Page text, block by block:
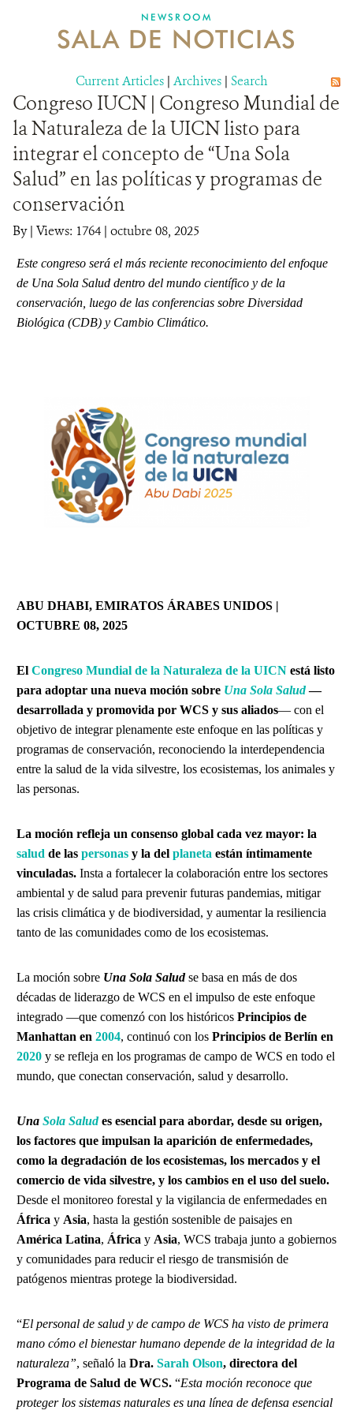
MECANISMO DE ATENCIÓN DE QUEJAS Y RECLAMOS
DONA
NEWSROOM
SALA DE NOTICIAS
Current Articles | Archives | Search
Congreso IUCN | Congreso Mundial de
la Naturaleza de la UICN listo para
integrar el concepto de “Una Sola
Salud” en las políticas y programas de
conservación
By| Views: 1764 | octubre 08, 2025
Este congreso será el más reciente reconocimiento del enfoque
de Una Sola Salud dentro del mundo científico y de la
conservación, luego de las conferencias sobre Diversidad
Biológica (CDB) y Cambio Climático.
ABU DHABI, EMIRATOS ÁRABES UNIDOS |
OCTUBRE 08, 2025
El Congreso Mundial de la Naturaleza de la UICN está listo
para adoptar una nueva moción sobre Una Sola Salud—
desarrollada y promovida por WCS y sus aliados— con el
objetivo de integrar plenamente este enfoque en las políticas y
programas de conservación, reconociendo la interdependencia
entre la salud de la vida silvestre, los ecosistemas, los animales y
las personas.
La moción refleja un consenso global cada vez mayor: la
salud de las personas y la del planeta están íntimamente
vinculadas. Insta a fortalecer la colaboración entre los sectores
ambiental y de salud para prevenir futuras pandemias, mitigar
las crisis climática y de biodiversidad, y aumentar la resiliencia
tanto de las comunidades como de los ecosistemas.
La moción sobre Una Sola Saludse basa en más de dos
décadas de liderazgo de WCS en el impulso de este enfoque
integrado —que comenzó con los históricos Principios de
Manhattan en 2004, continuó con los Principios de Berlín en
2020 y se refleja en los programas de campo de WCS en todo el
mundo, que conectan conservación, salud y desarrollo.
Una Sola Saludes esencial para abordar, desde su origen,
los factores que impulsan la aparición de enfermedades,
como la degradación de los ecosistemas, los mercados y el
comercio de vida silvestre, y los cambios en el uso del suelo.
Desde el monitoreo forestal y la vigilancia de enfermedades en
África y Asia, hasta la gestión sostenible de paisajes en
América Latina, África y Asia, WCS trabaja junto a gobiernos
y comunidades para reducir el riesgo de transmisión de
patógenos mientras protege la biodiversidad.
“El personal de salud y de campo de WCS ha visto de primera
mano cómo el bienestar humano depende de la integridad de la
naturaleza”, señaló la Dra. Sarah Olson, directora del
Programa de Salud de WCS. “Esta moción reconoce que
proteger los sistemas naturales es una línea de defensa esencial